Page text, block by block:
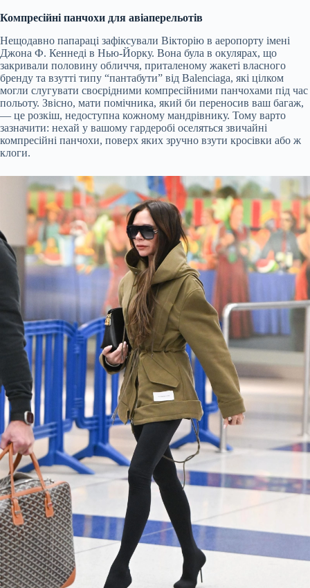
Компресійні панчохи для авіаперельотів
Нещодавно папараці зафіксували Вікторію в аеропорту імені
Джона Ф. Кеннеді в Нью-Йорку. Вона була в окулярах, що
закривали половину обличчя, приталеному жакеті власного
бренду та взутті типу “пантабути” від Balenciaga, які цілком
могли слугувати своєрідними компресійними панчохами під час
польоту. Звісно, мати помічника, який би переносив ваш багаж,
— це розкіш, недоступна кожному мандрівнику. Тому варто
зазначити: нехай у вашому гардеробі оселяться звичайні
компресійні панчохи, поверх яких зручно взути кросівки або ж
клоги.